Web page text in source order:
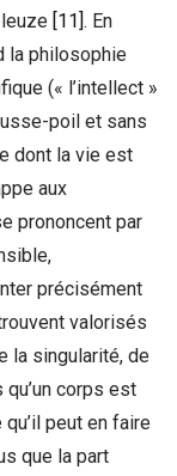
[11]. En
la philosophie
(« l’intellect »
poil et sans
dont la vie est
aux
prononcent par
précisément
valorisés
la singularité, de
corps est
peut en faire
que la part